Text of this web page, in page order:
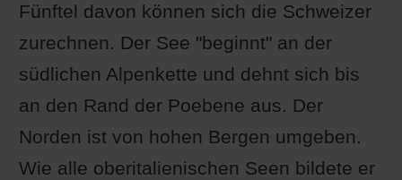
Fünftel davon können sich die Schweizer
zurechnen. Der See "beginnt" an der
südlichen Alpenkette und dehnt sich bis
an den Rand der Poebene aus. Der
Norden ist von hohen Bergen umgeben.
Wie alle oberitalienischen Seen bildete er